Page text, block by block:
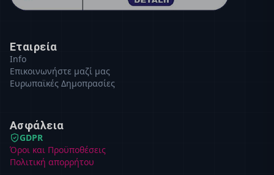
Εταιρεία
Info
Επικοινωνήστε μαζί μας
Ευρωπαϊκές Δημοπρασίες
Ασφάλεια
GDPR
Όροι και Προϋποθέσεις
Πολιτική απορρήτου